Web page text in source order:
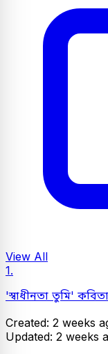
View All
1.
'স্বাধীনতা তুমি'
Created: 2 weeks
Updated: 2 weeks